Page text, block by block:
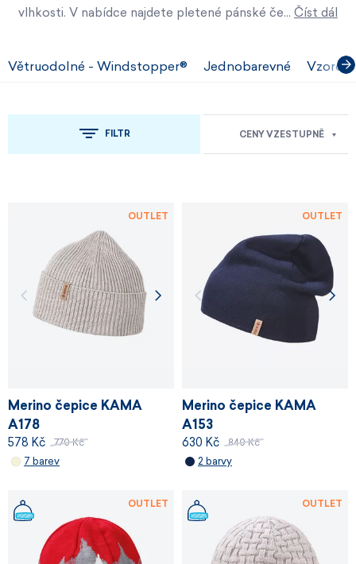
vlhkosti. V nabídce najdete pletené pánské če… Číst dál
Větruodolné - Windstopper® Jednobarevné
FILTR CENY VZESTUPNĚ
Merino čepice KAMA
A178
578 Kč 770 Kč
7 barev
OUTLET
Merino čepice KAMA
A153
630 Kč 840 Kč
2 barvy
OUTLET
OUTLET OUTLET